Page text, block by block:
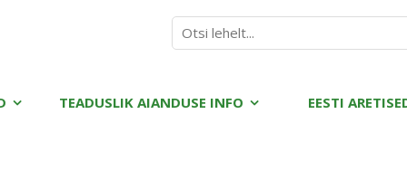
TEADUSLIK AIANDUSE INFO EESTI